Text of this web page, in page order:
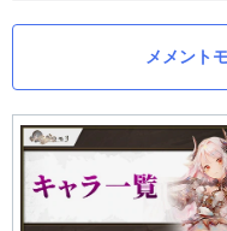
メメント